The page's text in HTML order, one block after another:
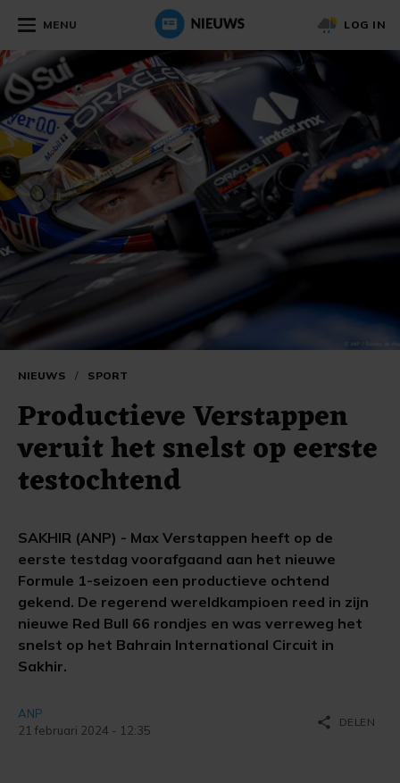
MENU LOG IN
NIEUWS / SPORT
Productieve Verstappen
veruit het snelst op eerste
testochtend
SAKHIR (ANP) - Max Verstappen heeft op de
eerste testdag voorafgaand aan het nieuwe
Formule 1-seizoen een productieve ochtend
gekend. De regerend wereldkampioen reed in zijn
nieuwe Red Bull 66 rondjes en was verreweg het
snelst op het Bahrain International Circuit in
Sakhir.
ANP
21 februari 2024 - 12:35
share DELEN